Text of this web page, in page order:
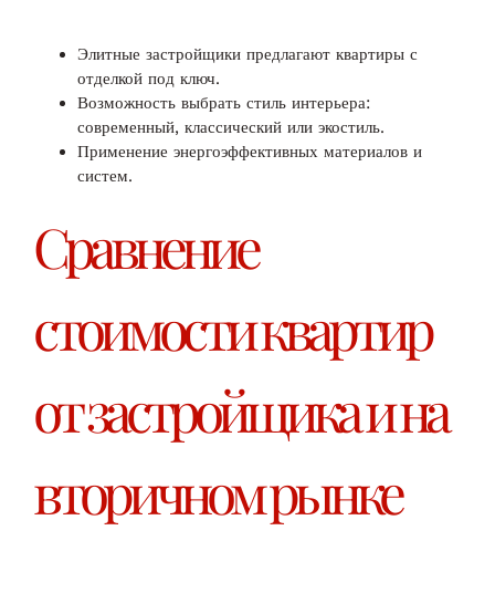
Элитные застройщики предлагают квартиры с
отделкой под ключ.
Возможность выбрать стиль интерьера:
современный, классический или экостиль.
Применение энергоэффективных материалов и
систем.
Сравнение
стоимости квартир
от застройщика и на
вторичном рынке